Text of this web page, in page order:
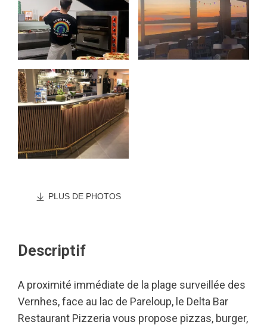
PLUS DE PHOTOS
Descriptif
A proximité immédiate de la plage surveillée des
Vernhes, face au lac de Pareloup, le Delta Bar
Restaurant Pizzeria vous propose pizzas, burger,